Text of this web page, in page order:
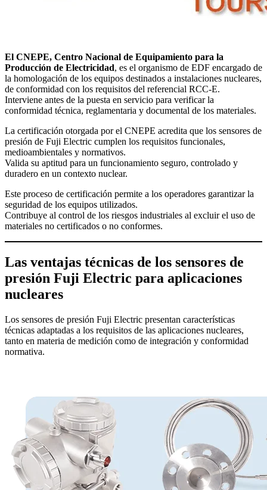
El CNEPE, Centro Nacional de Equipamiento para la
Producción de Electricidad, es el organismo de EDF encargado de
la homologación de los equipos destinados a instalaciones nucleares,
de conformidad con los requisitos del referencial RCC-E.
Interviene antes de la puesta en servicio para verificar la
conformidad técnica, reglamentaria y documental de los materiales.
La certificación otorgada por el CNEPE acredita que los sensores de
presión de Fuji Electric cumplen los requisitos funcionales,
medioambientales y normativos.
Valida su aptitud para un funcionamiento seguro, controlado y
duradero en un contexto nuclear.
Este proceso de certificación permite a los operadores garantizar la
seguridad de los equipos utilizados.
Contribuye al control de los riesgos industriales al excluir el uso de
materiales no certificados o no conformes.
Las ventajas técnicas de los sensores de
presión Fuji Electric para aplicaciones
nucleares
Los sensores de presión Fuji Electric presentan características
técnicas adaptadas a los requisitos de las aplicaciones nucleares,
tanto en materia de medición como de integración y conformidad
normativa.